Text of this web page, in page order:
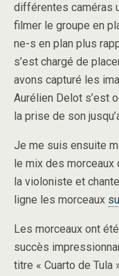
différentes caméras
filmer le groupe en
ne-s en plan plus
s’est chargé de
avons capturé les
Aurélien Delot s’est
la prise de son
Je me suis ensuite
le mix des morceaux
la violoniste et
ligne les morceaux
Les morceaux ont
succès
titre « Cuarto de Tula